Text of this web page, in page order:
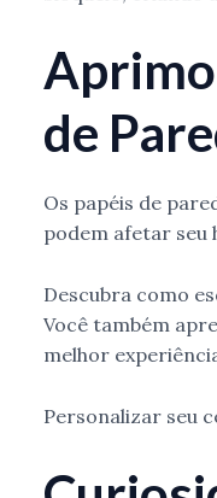
de
Os papéis de
podem afetar seu
Descubra como
Você também
melhor
Personalizar seu